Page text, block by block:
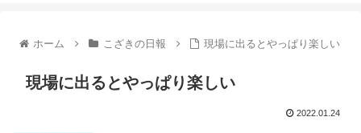
ホーム こざきの日報 現場に出るとやっぱり楽しい
現場に出るとやっぱり楽しい
2022.01.24